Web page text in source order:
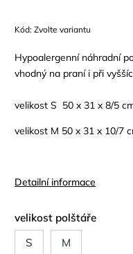
Kód: Zvolte variantu
Hypoalergenní náhradní
vhodný na praní i při
velikost S 50 x 31 x 8/5
velikost M 50 x 31 x 10/7
Detailní informace
velikost polštáře
S
M